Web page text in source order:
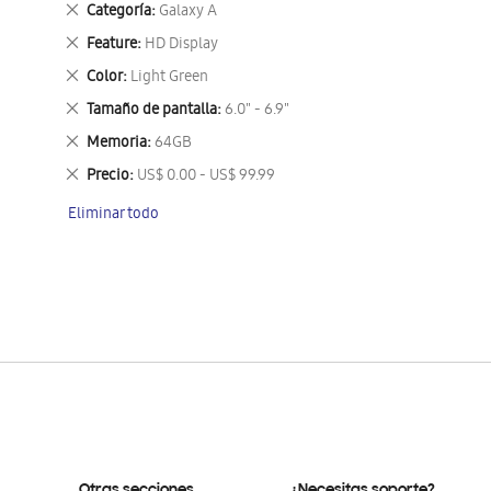
Categoría Galaxy A
Eliminar
este
artículo
Feature HD Display
Eliminar
este
artículo
Color Light Green
Eliminar
este
artículo
Tamaño de pantalla 6.0" - 6.9"
Eliminar
este
artículo
Memoria 64GB
Eliminar
este
artículo
Precio US$ 0.00 - US$ 99.99
Eliminar
artículo
Eliminar todo